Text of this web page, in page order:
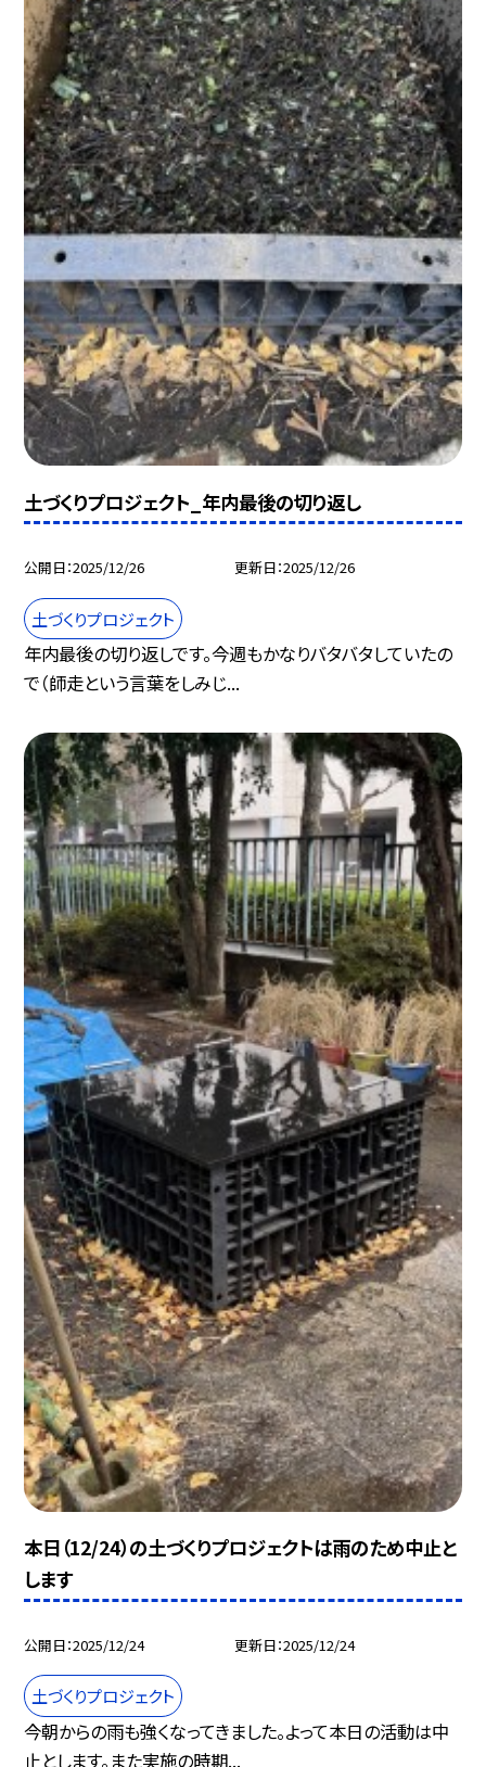
土づくりプロジェクト_年内最後の切り返し
公開日 2025/12/26 更新日 2025/12/26
土づくりプロジェクト
年内最後の切り返しです。今週もかなりバタバタしていたの
で（師走という言葉をしみじ...
本日（12/24）の土づくりプロジェクトは雨のため中止と
します
公開日 2025/12/24 更新日 2025/12/24
土づくりプロジェクト
今朝からの雨も強くなってきました。よって本日の活動は中
止とします。また実施の時期...